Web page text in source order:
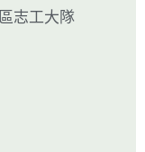
志工大隊